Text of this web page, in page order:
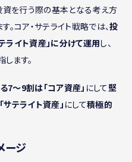
を行う際の基本となる考え方
。コア・サテライト戦略では、投
ライト資産」に分けて運用し、
します。
〜9割は「コア資産」 にして 堅
テライト資産」 にして積極的
ージ